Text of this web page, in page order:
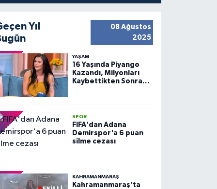
Yıl
08 Ağustos
2025
YAŞAM
16 Yaşında Piyango
Kazandı, Milyonları
Kaybettikten Sonra
SPOR
FIFA'dan Adana
Demirspor'a 6 puan
silme cezası
KAHRAMANMARAŞ
Kahramanmaraş’ta